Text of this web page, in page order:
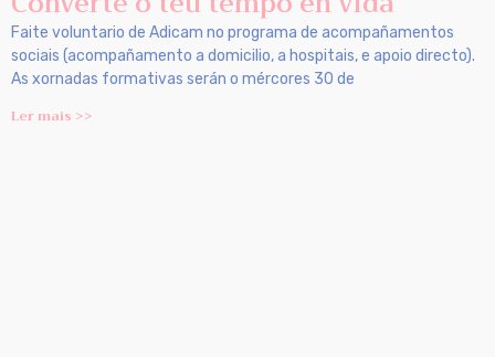
Faite voluntario de Adicam no programa de acompañamentos
sociais (acompañamento a domicilio, a hospitais, e apoio directo).
As xornadas formativas serán o mércores 30 de
Ler mais >>